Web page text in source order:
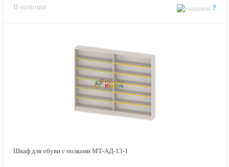
В наличии ?
Шкаф для обуви с полками МТ-АД-13-1